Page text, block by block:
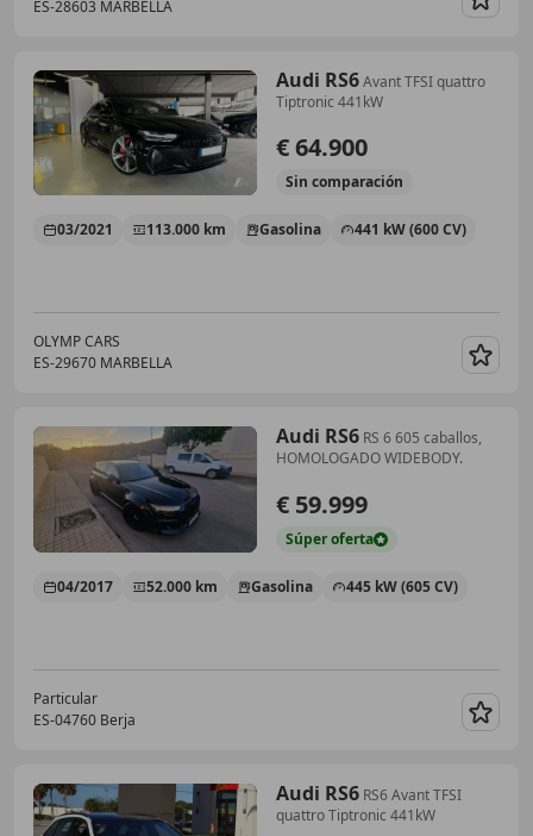
ES-28603 MARBELLA
Audi RS6Avant TFSI quattro
Tiptronic 441kW
€ 64.900
Sin comparación
03/2021 113.000 km Gasolina 441 kW (600 CV)
OLYMP CARS
ES-29670 MARBELLA
Audi RS6 RS 6 605 caballos,
HOMOLOGADO WIDEBODY.
€ 59.999
Súperoferta
04/2017 52.000 km Gasolina 445 kW (605 CV)
Particular
ES-04760 Berja
Audi RS6 RS6 Avant TFSI
quattro Tiptronic 441kW